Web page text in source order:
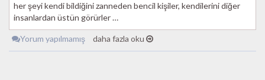
her şeyi kendi bildiğini zanneden bencil kişiler, kendilerini diğer
insanlardan üstün görürler …
Yorum yapılmamış daha fazla oku